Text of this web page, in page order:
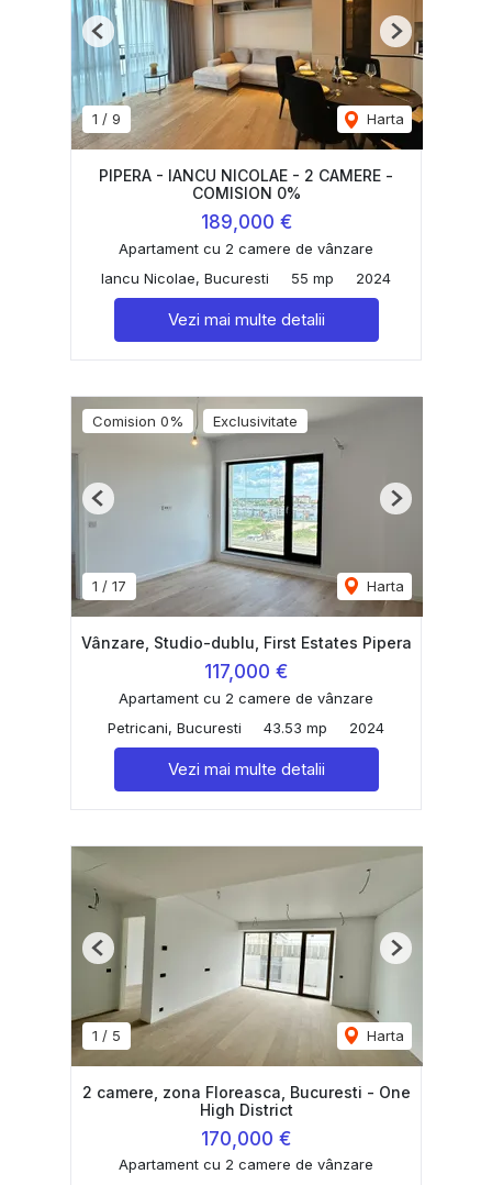
1 / 9 Harta
Previous Next
PIPERA - IANCU NICOLAE - 2 CAMERE -
COMISION 0%
189,000 €
Apartament cu 2 camere de vânzare
Iancu Nicolae, Bucuresti
55 mp 2024
Vezi mai multe detalii
Comision 0% Exclusivitate
1 / 17 Harta
Previous Next
Vânzare, Studio-dublu, First Estates Pipera
117,000 €
Apartament cu 2 camere de vânzare
Petricani, Bucuresti
43.53 mp 2024
Vezi mai multe detalii
1 / 5 Harta
Previous Next
2 camere, zona Floreasca, Bucuresti - One
High District
170,000 €
Apartament cu 2 camere de vânzare